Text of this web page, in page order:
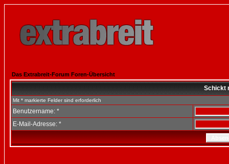
Das Extrabreit-Forum Foren-Übersicht
Schickt
Mit * markierte Felder sind erforderlich
Benutzername: *
E-Mail-Adresse: *